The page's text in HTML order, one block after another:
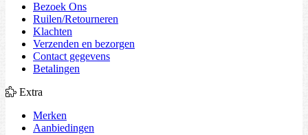
Bezoek Ons
Ruilen/Retourneren
Klachten
Verzenden en bezorgen
Contact gegevens
Betalingen
Extra
Merken
Aanbiedingen